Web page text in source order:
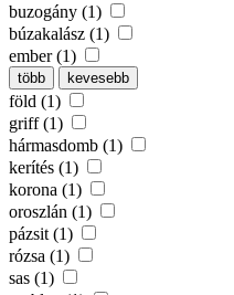
buzogány (1)
búzakalász (1)
ember (1)
több kevesebb
föld (1)
griff (1)
hármasdomb (1)
kerítés (1)
korona (1)
oroszlán (1)
pázsit (1)
rózsa (1)
sas (1)